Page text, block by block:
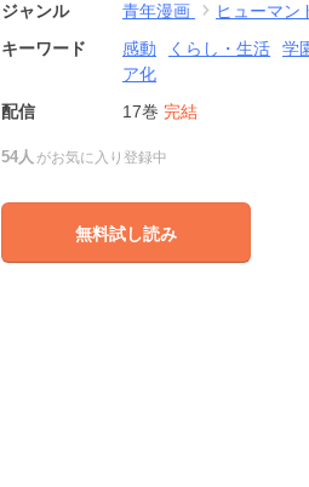
ジャンル
青年漫画
ヒューマン
キーワード
感動 くらし・生活 学
ア化
配信
17巻 完結
54人 がお気に入り登録中
無料試し読み